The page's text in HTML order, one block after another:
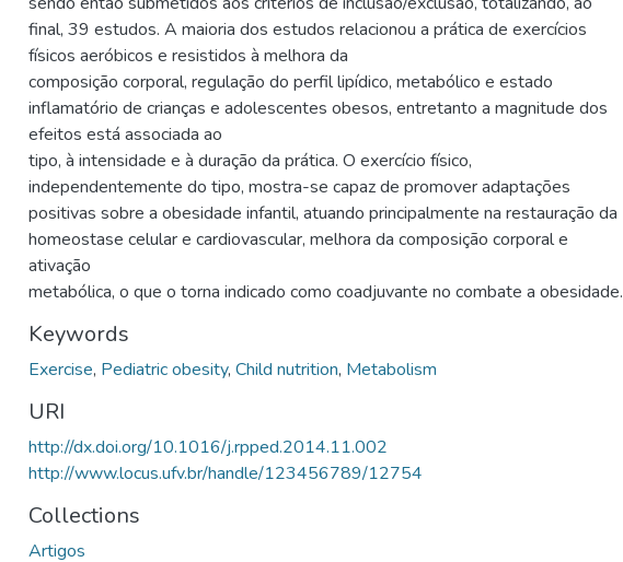
final, 39 estudos. A maioria dos estudos relacionou a prática de exercícios
físicos aeróbicos e resistidos à melhora da
composição corporal, regulação do perfil lipídico, metabólico e estado
inflamatório de crianças e adolescentes obesos, entretanto a magnitude dos
efeitos está associada ao
tipo, à intensidade e à duração da prática. O exercício físico,
independentemente do tipo, mostra-se capaz de promover adaptações
positivas sobre a obesidade infantil, atuando principalmente na restauração da
homeostase celular e cardiovascular, melhora da composição corporal e
ativação
metabólica, o que o torna indicado como coadjuvante no combate a obesidade.
Keywords
Exercise, Pediatric obesity, Child nutrition, Metabolism
URI
http://dx.doi.org/10.1016/j.rpped.2014.11.002
http://www.locus.ufv.br/handle/123456789/12754
Collections
Artigos